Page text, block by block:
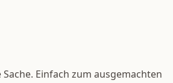
Einfach zum ausgemachten